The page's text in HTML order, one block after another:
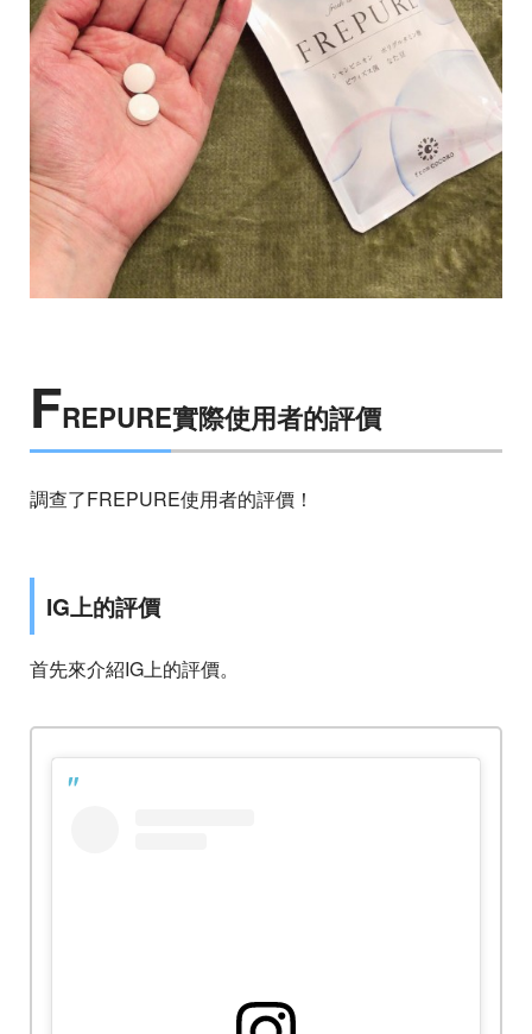
FREPURE實際使用者的評價
調查了FREPURE使用者的評價！
IG上的評價
首先來介紹IG上的評價。